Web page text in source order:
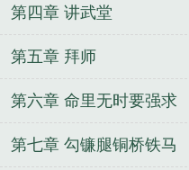
会飞的笔 这个武圣血条
阅读 这个武神好凶残
圣血条太厚百度TXT 这
圣血条太厚笔趣阁 这个
第四章 讲武堂
第五章 拜师
第六章 命里无时要强求
第七章 勾镰腿铜桥铁马